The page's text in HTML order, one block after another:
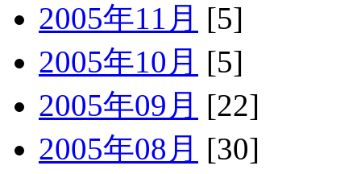
2005年11月 [5]
2005年10月 [5]
2005年09月 [22]
2005年08月 [30]